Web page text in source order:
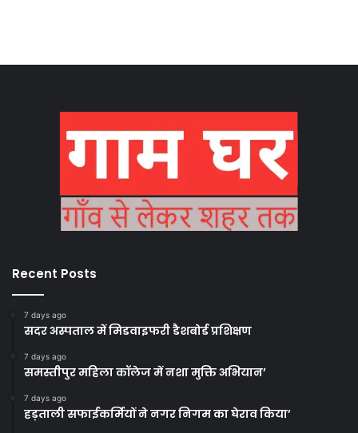
Recent Posts
7 days ago
सदर अस्पताल में मिडवाइफरी डैशबोर्ड प्रशिक्षण
7 days ago
समस्तीपुर महिला कॉलेज में नशा मुक्ति अभियान’
7 days ago
हड़ताली सफाईकर्मियों ने नगर निगम का घेराव किया’